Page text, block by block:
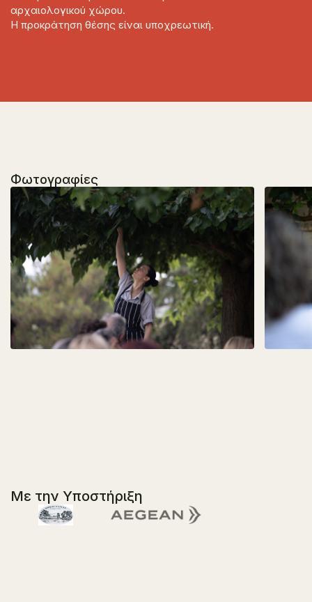
αρχαιολογικού χώρου.
Η προκράτηση θέσης είναι υποχρεωτική.
Φωτογραφίες
Με την Υποστήριξη